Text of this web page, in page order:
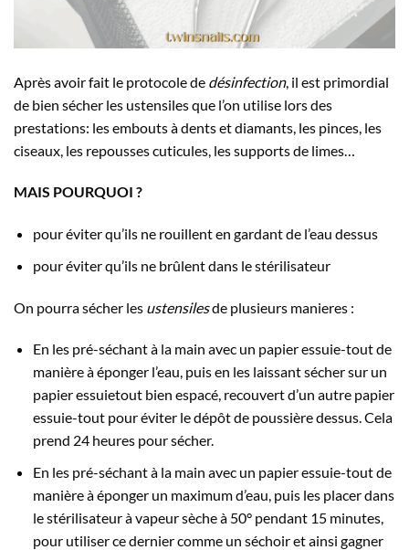
Après avoir fait le protocole de désinfection, il est primordial
de bien sécher les ustensiles que l’on utilise lors des
prestations: les embouts à dents et diamants, les pinces, les
ciseaux, les repousses cuticules, les supports de limes…
MAIS POURQUOI ?
pour éviter qu’ils ne rouillent en gardant de l’eau dessus
pour éviter qu’ils ne brûlent dans le stérilisateur
On pourra sécher les ustensilesde plusieurs manieres :
En les pré-séchant à la main avec un papier essuie-tout de
manière à éponger l’eau, puis en les laissant sécher sur un
papier essuietout bien espacé, recouvert d’un autre papier
essuie-tout pour éviter le dépôt de poussière dessus. Cela
prend 24 heures pour sécher.
En les pré-séchant à la main avec un papier essuie-tout de
manière à éponger un maximum d’eau, puis les placer dans
le stérilisateur à vapeur sèche à 50° pendant 15 minutes,
pour utiliser ce dernier comme un séchoir et ainsi gagner